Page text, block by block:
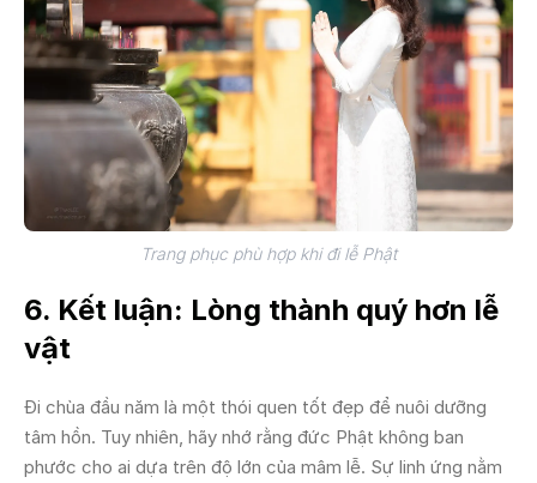
Trang phục phù hợp khi đi lễ Phật
6. Kết luận: Lòng thành quý hơn lễ
vật
Đi chùa đầu năm là một thói quen tốt đẹp để nuôi dưỡng
tâm hồn. Tuy nhiên, hãy nhớ rằng đức Phật không ban
phước cho ai dựa trên độ lớn của mâm lễ. Sự linh ứng nằm